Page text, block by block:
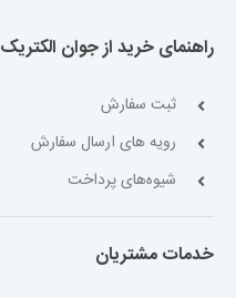
راهنمای خرید از جوان الکتریک
ثبت سفارش
رویه های ارسال سفارش
شیوه‌های پرداخت
خدمات مشتریان